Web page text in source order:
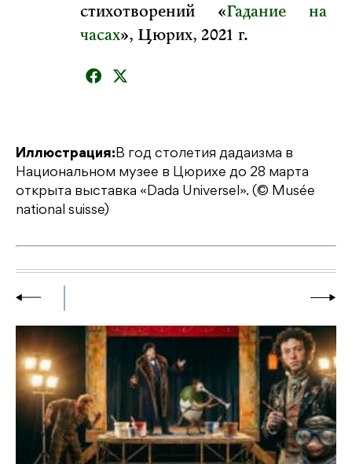
стихотворений «Гадание на
часах», Цюрих, 2021 г.
Иллюстрация:В год столетия дадаизма в
Национальном музее в Цюрихе до 28 марта
открыта выставка «Dada Universel». (© Musée
national suisse)